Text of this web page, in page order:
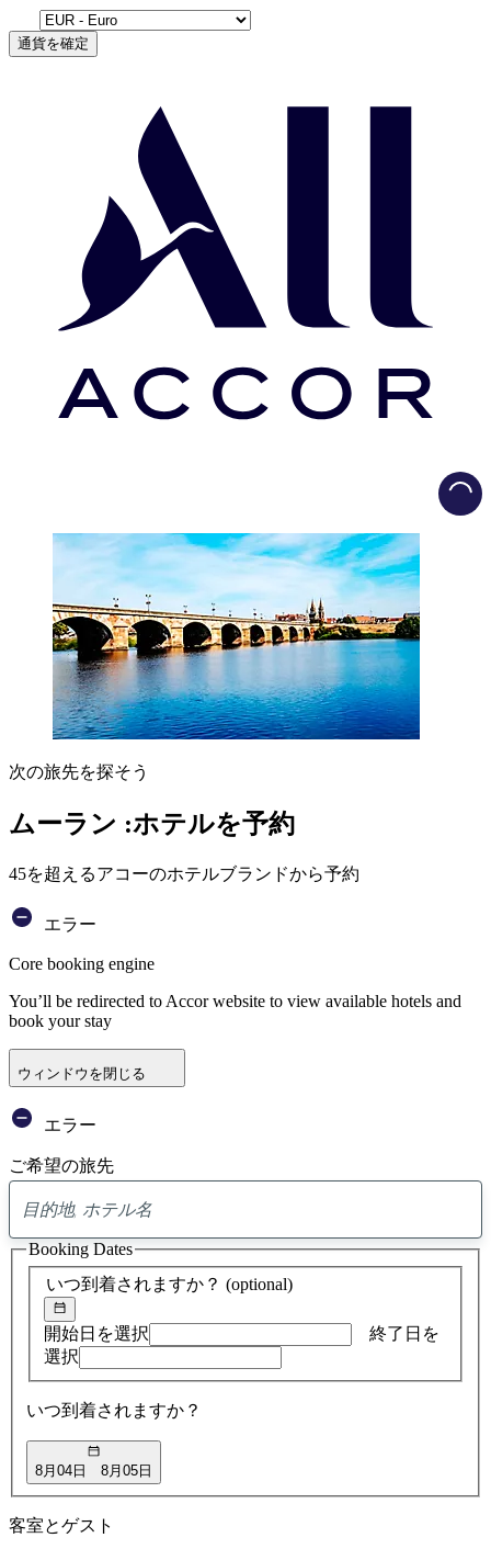
通貨を確定
次の旅先を探そう
ムーラン :ホテルを予約
45を超えるアコーのホテルブランドから予約
エラー
Core booking engine
You’ll be redirected to Accor website to view available hotels and
book your stay
ウィンドウを閉じる
エラー
ご希望の旅先
ア
ド
バ
イ
検
索
いつ到着されますか？ (optional)
開始日を選択
終了日を
選択
いつ到着されますか？
8月04日 8月05日
Booking Dates
客室とゲスト